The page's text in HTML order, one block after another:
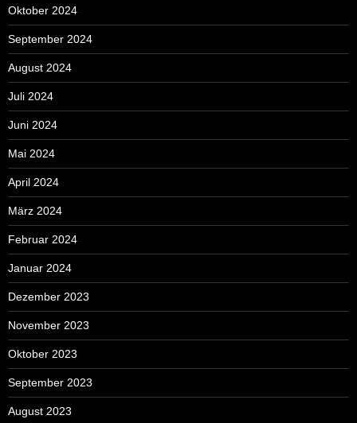
Oktober 2024
September 2024
August 2024
Juli 2024
Juni 2024
Mai 2024
April 2024
März 2024
Februar 2024
Januar 2024
Dezember 2023
November 2023
Oktober 2023
September 2023
August 2023